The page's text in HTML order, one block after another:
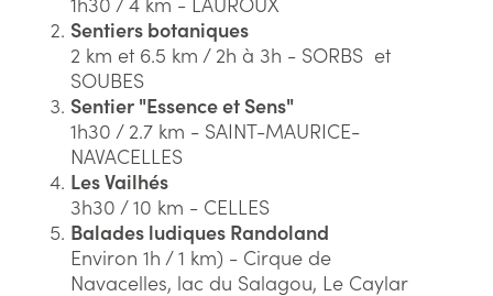
Sentiers botaniques
2 km et 6.5 km / 2h à 3h - SORBS et
SOUBES
Sentier "Essence et Sens"
1h30 / 2.7 km - SAINT-MAURICE-
NAVACELLES
Les Vailhés
3h30 / 10 km - CELLES
Balades ludiques Randoland
Environ 1h / 1 km) - Cirque de
Navacelles, lac du Salagou, Le Caylar